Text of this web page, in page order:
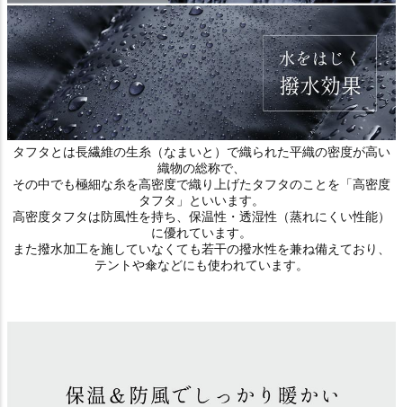
タフタとは長繊維の生糸（なまいと）で織られた平織の密度が高い
織物の総称で、
その中でも極細な糸を高密度で織り上げたタフタのことを「高密度
タフタ」といいます。
高密度タフタは防風性を持ち、保温性・透湿性（蒸れにくい性能）
に優れています。
また撥水加工を施していなくても若干の撥水性を兼ね備えており、
テントや傘などにも使われています。